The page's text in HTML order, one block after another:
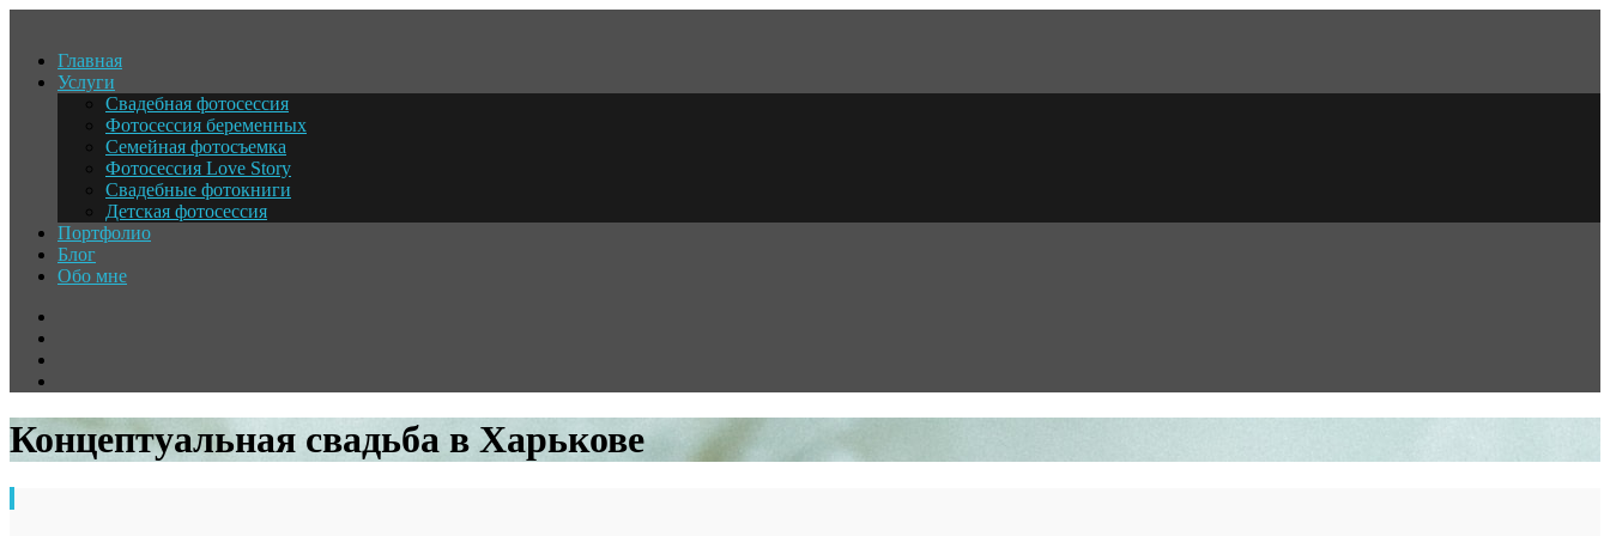
Главная
Услуги
Свадебная фотосессия
Фотосессия беременных
Семейная фотосъемка
Фотосессия Love Story
Свадебные фотокниги
Детская фотосессия
Портфолио
Блог
Обо мне
Концептуальная свадьба в Харькове